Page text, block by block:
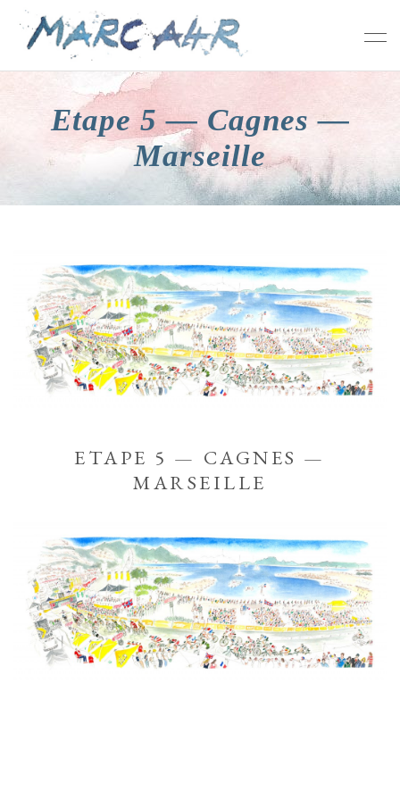
Etape 5 — Cagnes —
Marseille
ETAPE 5 — CAGNES —
MARSEILLE